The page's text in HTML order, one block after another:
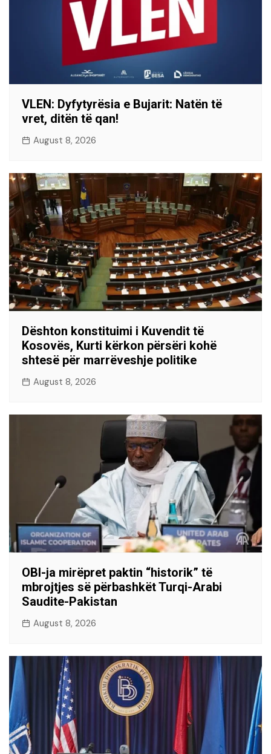
VLEN: Dyfytyrësia e Bujarit: Natën të
vret, ditën të qan!
August 8, 2026
Dështon konstituimi i Kuvendit të
Kosovës, Kurti kërkon përsëri kohë
shtesë për marrëveshje politike
August 8, 2026
OBI-ja mirëpret paktin “historik” të
mbrojtjes së përbashkët Turqi-Arabi
Saudite-Pakistan
August 8, 2026